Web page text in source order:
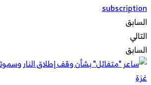
subscription
السابق
التالي
السابق